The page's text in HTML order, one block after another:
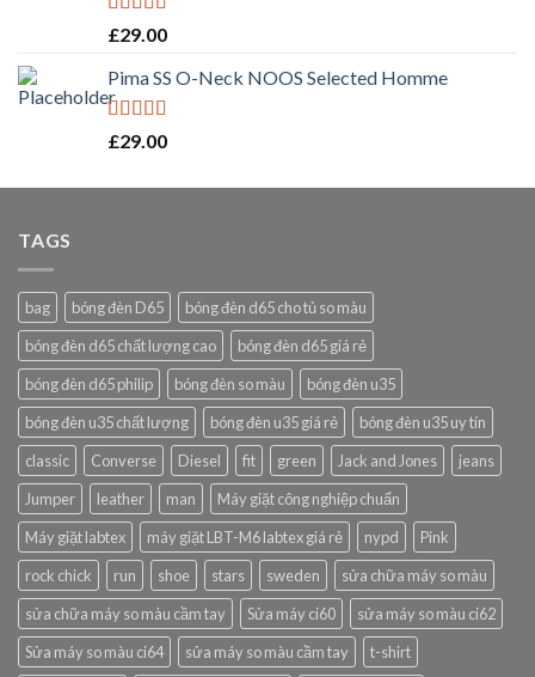
Rated5.00
£29.00
Pima SS O-Neck NOOS Selected Homme
Rated5.00
£29.00
TAGS
bag bóng đèn D65
bóng đèn d65 cho tủ so màu
bóng đèn d65 chất lượng cao
bóng đèn d65 giá rẻ
bóng đèn d65 philip
bóng đèn so màu
bóng đèn u35
bóng đèn u35 chất lượng
bóng đèn u35 giá rẻ
bóng đèn u35 uy tín
classic
Converse Diesel fit green Jack and Jones
jeans
Jumper
leather man
Máy giặt công nghiệp chuẩn
Máy giặt labtex
máy giặt LBT-M6 labtex giá rẻ nypd
Pink
rock chick
run shoe stars sweden
sửa chữa máy so màu
sửa chữa máy so màu cầm tay
Sửa máy ci60
sửa máy so màu ci62
Sửa máy so màu ci64
sửa máy so màu cầm tay
t-shirt